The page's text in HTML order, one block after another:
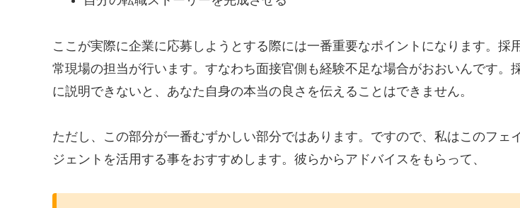
ここが実際に企業に応募しようとする際には一番重要なポイントになります。採
常現場の担当が行います。すなわち面接官側も経験不足な場合がおおいんです。
に説明できないと、あなた自身の本当の良さを伝えることはできません。
ただし、この部分が一番むずかしい部分ではあります。ですので、私はこのフェ
ジェントを活用する事をおすすめします。彼らからアドバイスをもらって、